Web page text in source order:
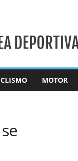
MOTOR